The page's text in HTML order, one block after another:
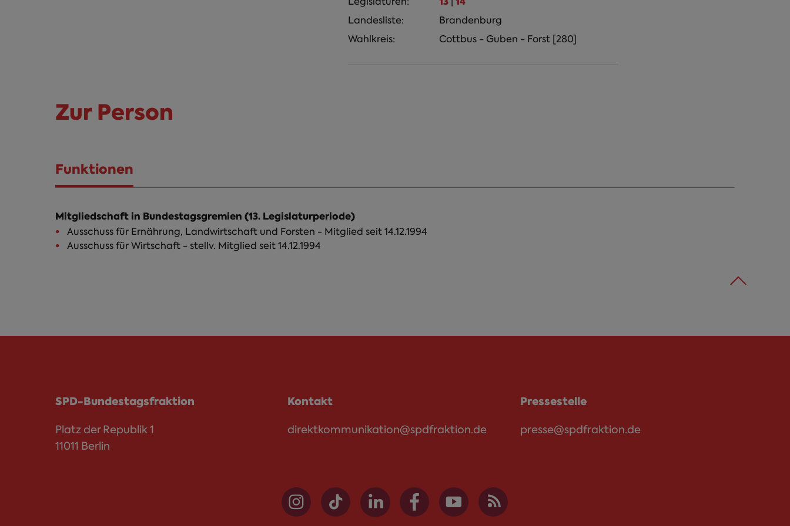
Landesliste:
Brandenburg
Wahlkreis:
Cottbus - Guben - Forst [280]
Zur Person
Funktionen
(aktiver
Mitgliedschaft in Bundestagsgremien (13. Legislaturperiode)
Ausschuss für Ernährung, Landwirtschaft und Forsten - Mitglied seit 14.12.1994
Ausschuss für Wirtschaft - stellv. Mitglied seit 14.12.1994
SPD-Bundestagsfraktion
Platz der Republik 1
11011 Berlin
Kontakt
direktkommunikation@spdfraktion.de
Pressestelle
presse@spdfraktion.de